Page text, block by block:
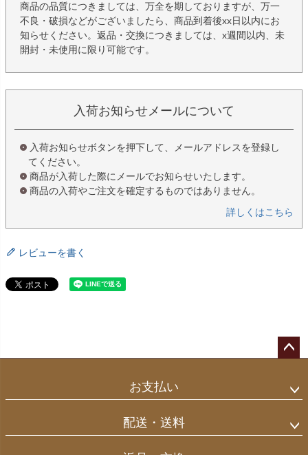
商品の品質につきましては、万全を期しておりますが、万一
不良・破損などがございましたら、商品到着後xx日以内にお
知らせください。返品・交換につきましては、x週間以内、未
開封・未使用に限り可能です。
入荷お知らせメールについて
入荷お知らせボタンを押下して、メールアドレスを登録し
てください。
商品が入荷した際にメールでお知らせいたします。
商品の入荷やご注文を確定するものではありません。
詳しくはこちら
レビューを書く
ップ
お支払い
配送・送料